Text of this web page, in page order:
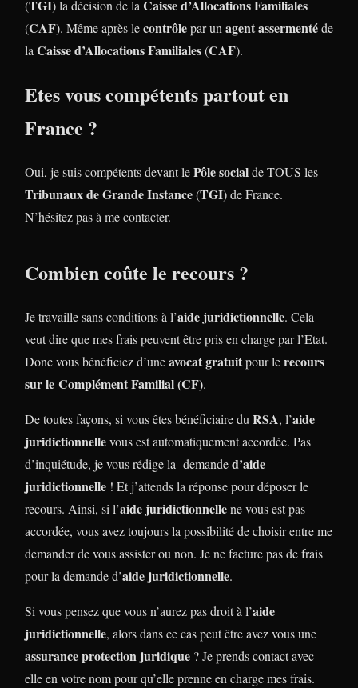
(TGI) la décision de laCaisse d’Allocations Familiales
(CAF). Même après lecontrôlepar unagent assermentéde
laCaisse d’Allocations Familiales(CAF).
Etes vous compétents partout en
France ?
Oui, je suis compétents devant lePôle socialde TOUS les
Tribunaux de Grande Instance(TGI) de France.
N’hésitez pas à me contacter.
Combien coûte le recours ?
Je travaille sans conditions à l’aide juridictionnelle. Cela
veut dire que mes frais peuvent être pris en charge par l’Etat.
Donc vous bénéficiez d’uneavocat gratuitpour lerecours
sur le Complément Familial (CF).
De toutes façons, si vous êtes bénéficiaire du RSA, l’aide
juridictionnellevous est automatiquement accordée. Pas
d’inquiétude, je vous rédige la demanded’aide
juridictionnelle ! Et j’attends la réponse pour déposer le
recours. Ainsi, si l’aide juridictionnellene vous est pas
accordée, vous avez toujours la possibilité de choisir entre me
demander de vous assister ou non. Je ne facture pas de frais
pour la demande d’aide juridictionnelle.
Si vous pensez que vous n’aurez pas droit à l’aide
juridictionnelle, alors dans ce cas peut être avez vous une
assurance protection juridique ? Je prends contact avec
elle en votre nom pour qu’elle prenne en charge mes frais.